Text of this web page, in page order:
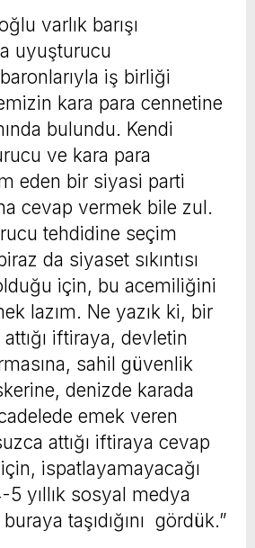
varlık barışı
uyuşturucu
iş birliği
kara para cennetine
bulundu. Kendi
ve kara para
eden bir siyasi parti
cevap vermek bile zul.
tehdidine seçim
da siyaset sıkıntısı
için, bu acemiliğini
lazım. Ne yazık ki, bir
iftiraya, devletin
sahil güvenlik
denizde karada
emek veren
attığı iftiraya cevap
ispatlayamayacağı
5 yıllık sosyal medya
taşıdığını gördük.”